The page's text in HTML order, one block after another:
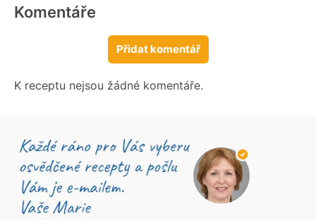
Komentáře
Přidat komentář
K receptu nejsou žádné komentáře.